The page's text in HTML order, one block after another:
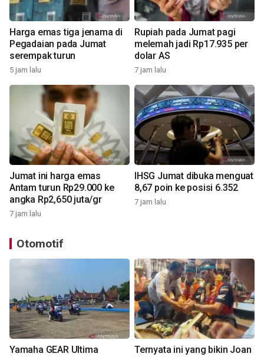
Harga emas tiga jenama di
Pegadaian pada Jumat
serempak turun
5 jam lalu
Rupiah pada Jumat pagi
melemah jadi Rp17.935 per
dolar AS
7 jam lalu
Jumat ini harga emas
Antam turun Rp29.000 ke
angka Rp2,650 juta/gr
7 jam lalu
IHSG Jumat dibuka menguat
8,67 poin ke posisi 6.352
7 jam lalu
Otomotif
Yamaha GEAR Ultima
Ternyata ini yang bikin Joan